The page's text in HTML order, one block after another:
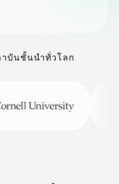
าบันชั้นนำทั่วโลก